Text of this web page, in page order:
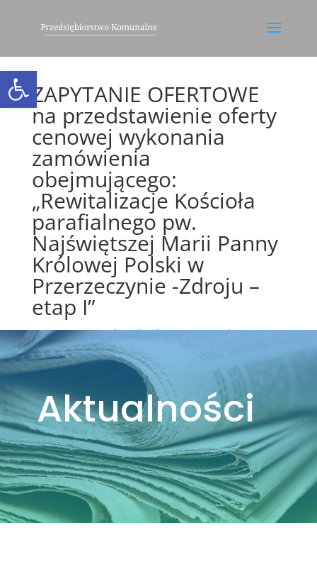
Otwórz pasek narzędzi
ZAPYTANIE OFERTOWE
na przedstawienie oferty
cenowej wykonania
zamówienia
obejmującego:
„Rewitalizacje Kościoła
parafialnego pw.
Najświętszej Marii Panny
Królowej Polski w
Przerzeczynie -Zdroju –
etap I”
utworzone przezleszekm|maj 14, 2024|Bez
kategorii,Ogłoszenia ,Przetarg
Aktualności